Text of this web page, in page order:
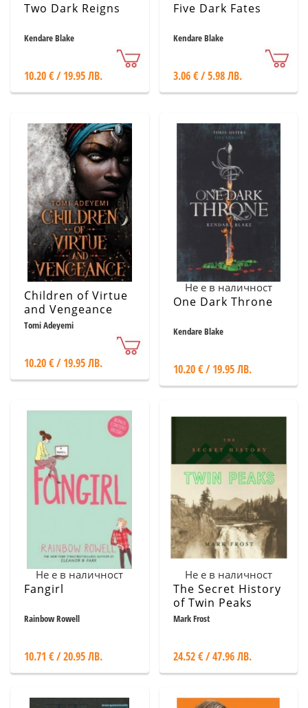
Two Dark Reigns
Kendare Blake
10.20 € / 19.95 ЛВ.
Five Dark Fates
Kendare Blake
3.06 € / 5.98 ЛВ.
Children of Virtue
and Vengeance
Tomi Adeyemi
10.20 € / 19.95 ЛВ.
Не е в наличност
One Dark Throne
Kendare Blake
10.20 € / 19.95 ЛВ.
Не е в наличност
Fangirl
Rainbow Rowell
10.71 € / 20.95 ЛВ.
Не е в наличност
The Secret History
of Twin Peaks
Mark Frost
24.52 € / 47.96 ЛВ.